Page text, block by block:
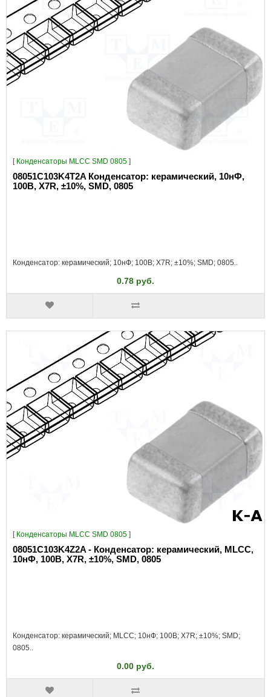
[ Конденсаторы MLCC SMD 0805 ]
08051C103K4T2A Конденсатор: керамический, 10нФ,
100В, X7R, ±10%, SMD, 0805
Конденсатор: керамический; 10нФ; 100В; X7R; ±10%; SMD; 0805..
0.78 руб.
[ Конденсаторы MLCC SMD 0805 ]
08051C103K4Z2A - Конденсатор: керамический, MLCC,
10нФ, 100В, X7R, ±10%, SMD, 0805
Конденсатор: керамический; MLCC; 10нФ; 100В; X7R; ±10%; SMD;
0805..
0.00 руб.